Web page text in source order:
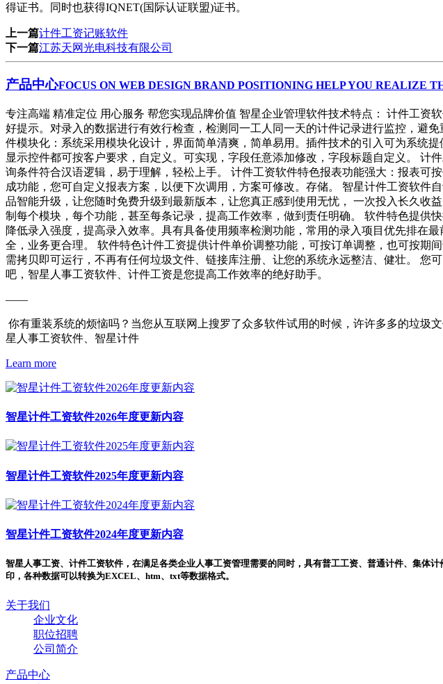
得证书。同时也获得IQNET(国际认证联盟)证书。
上一篇计件工资记账软件
下一篇江苏天网光电科技有限公司
产品中心FOCUS ON WEB DESIGN BRAND POSITIONING HELP YOU REALIZE
专注高端 精准定位 用心服务 帮您实现品牌价值 智星企业管理软件技术特点： 计件工
好提示。对录入的数据进行有效行检查，检测同一工人同一天的计件记录进行监控，避
件模块化：系统采用模块化设计，界面简单清爽，简单易用。插件技术的引入可为系统
显示控件都可按客户要求，自定义。可实现，字段任意添加修改，字段标题自定义。
询条件符合汉语逻辑，易于理解，轻松上手。 计件工资软件特色报表功能强大：报表
成功能，您可自定义报表方案，以便下次调用，方案可修改。存储。 智星计件工资软
品智能升级，让您随时免费升级到最新版本，让您真正感到使用无忧， 一次投入长久
制每个模块，每个功能，甚至每条记录，提高工作效率，做到责任明确。 软件特色提
降低录入强度，提高录入效率。具有具备使用频率检测功能，常用的录入项目优先排在
全，业务更合理。 软件特色计件工资提供计件单价调整功能，可按订单调整，也可按期
需拷贝即可运行，不再有任何垃圾文件、链接库注册、让您的系统永远整洁、健壮。
吧，智星人事工资软件、计件工资是您提高工作效率的绝好助手。
——
你有重装系统的烦恼吗？当您从互联网上搜罗了众多软件试用的时候，许许多多的垃
星人事工资软件、智星计件
Learn more
智星计件工资软件2026年度更新内容
智星计件工资软件2025年度更新内容
智星计件工资软件2024年度更新内容
智星人事工资、计件工资软件，在满足各类企业人事工资管理需要的同时，具有普工工资、普通计件、集体
印，各种数据可以转换为EXCEL、htm、txt等数据格式。
关于我们
企业文化
职位招聘
公司简介
产品中心